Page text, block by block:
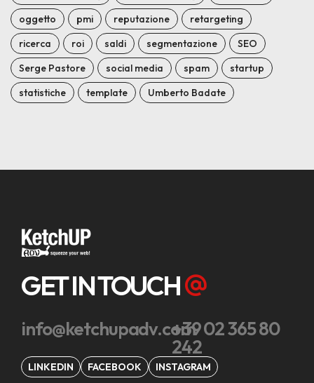
oggetto
pmi reputazione
retargeting
ricerca
roi saldi segmentazione
SEO
Serge Pastore
social media spam
startup
statistiche
template Umberto Badate
GET IN TOUCH
info@ketchupadv.com+39 02 365 80
242
LINKEDIN FACEBOOK INSTAGRAM